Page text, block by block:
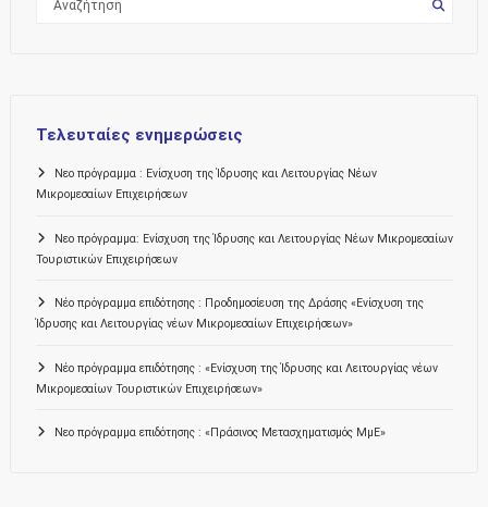
Τελευταίες ενημερώσεις
Νεο πρόγραμμα : Ενίσχυση της Ίδρυσης και Λειτουργίας Νέων
Μικρομεσαίων Επιχειρήσεων
Νεο πρόγραμμα: Ενίσχυση της Ίδρυσης και Λειτουργίας Νέων Μικρομεσαίων
Τουριστικών Επιχειρήσεων
Νέο πρόγραμμα επιδότησης : Προδημοσίευση της Δράσης «Ενίσχυση της
Ίδρυσης και Λειτουργίας νέων Μικρομεσαίων Επιχειρήσεων»
Νέο πρόγραμμα επιδότησης : «Ενίσχυση της Ίδρυσης και Λειτουργίας νέων
Μικρομεσαίων Τουριστικών Επιχειρήσεων»
Νεο πρόγραμμα επιδότησης : «Πράσινος Μετασχηματισμός ΜμΕ»